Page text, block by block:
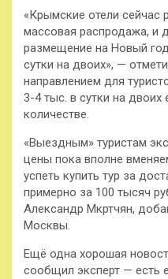
«Крымские отели сейчас
массовая распродажа, и
размещение на Новый
сутки на двоих», —
направлением для
3-4 тыс. в сутки на
количестве.
«Выездным» туристам
цены пока вполне
успеть купить тур за
примерно за 100 тысяч
Александр Мкртчян,
Москвы.
Ещё одна хорошая
сообщил эксперт — есть